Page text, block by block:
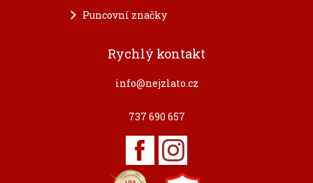
Puncovní značky
Rychlý kontakt
info@nejzlato.cz
737 690 657